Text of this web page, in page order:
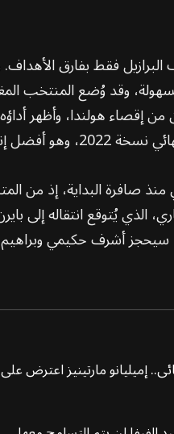
قبل أن يهزموا اسكتلندا 1-0 وهايتي 4-2 ليعبروا في
محمد وهبي سيدخل دور الـ16 بثقة كبيرة إذا
المسابقة.
منذ صافرة البداية، إذ
الأساسية في مواجهة دور الـ32. أما
إميليانو مارتينيز اعترض